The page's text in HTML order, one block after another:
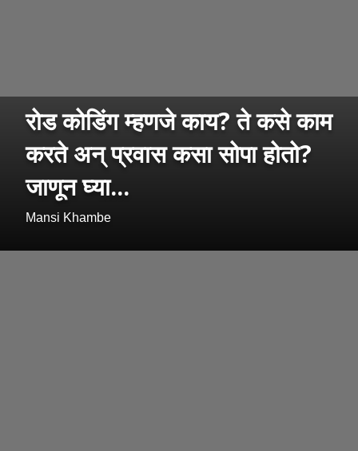
रोड कोडिंग म्हणजे काय? ते कसे काम
करते अन् प्रवास कसा सोपा होतो?
जाणून घ्या...
Mansi Khambe